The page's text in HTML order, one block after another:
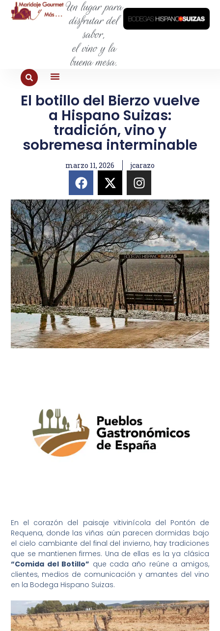
Un lugar para
disfrutar del
sabor,
el vino y la
buena mesa.
El botillo del Bierzo vuelve
a Hispano Suizas:
tradición, vino y
sobremesa interminable
marzo 11, 2026 jcarazo
En el corazón del paisaje vitivinícola del Pontón de
Requena, donde las viñas aún parecen dormidas bajo
el cielo cambiante del final del invierno, hay tradiciones
que se mantienen firmes. Una de ellas es la ya clásica
“Comida del Botillo” que cada año reúne a amigos,
clientes, medios de comunicación y amantes del vino
en la Bodega Hispano Suizas.